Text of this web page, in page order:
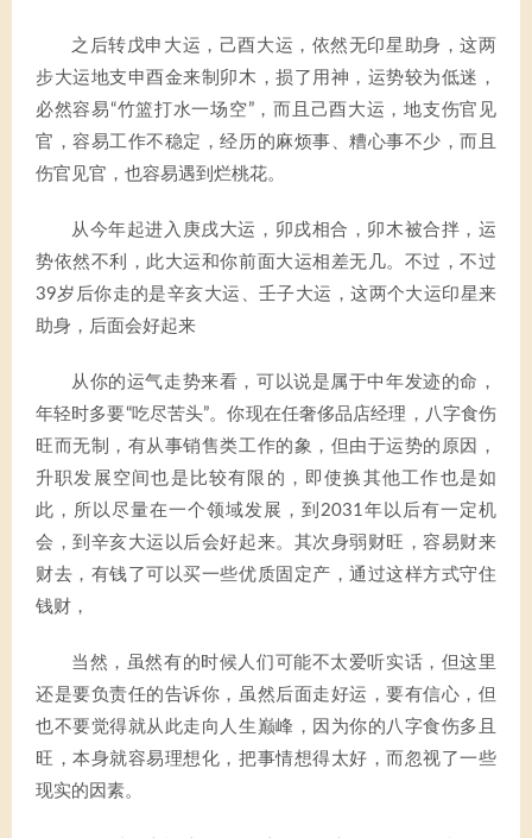
之后转戊申大运，己酉大运，依然无印星助身，这两
步大运地支申酉金来制卯木，损了用神，运势较为低迷，
必然容易“竹篮打水一场空”，而且己酉大运，地支伤官见
官，容易工作不稳定，经历的麻烦事、糟心事不少，而且
伤官见官，也容易遇到烂桃花。
从今年起进入庚戌大运，卯戌相合，卯木被合拌，运
势依然不利，此大运和你前面大运相差无几。不过，不过
39岁后你走的是辛亥大运、壬子大运，这两个大运印星来
助身，后面会好起来
从你的运气走势来看，可以说是属于中年发迹的命，
年轻时多要“吃尽苦头”。你现在任奢侈品店经理，八字食伤
旺而无制，有从事销售类工作的象，但由于运势的原因，
升职发展空间也是比较有限的，即使换其他工作也是如
此，所以尽量在一个领域发展，到2031年以后有一定机
会，到辛亥大运以后会好起来。其次身弱财旺，容易财来
财去，有钱了可以买一些优质固定产，通过这样方式守住
钱财，
当然，虽然有的时候人们可能不太爱听实话，但这里
还是要负责任的告诉你，虽然后面走好运，要有信心，但
也不要觉得就从此走向人生巅峰，因为你的八字食伤多且
旺，本身就容易理想化，把事情想得太好，而忽视了一些
现实的因素。